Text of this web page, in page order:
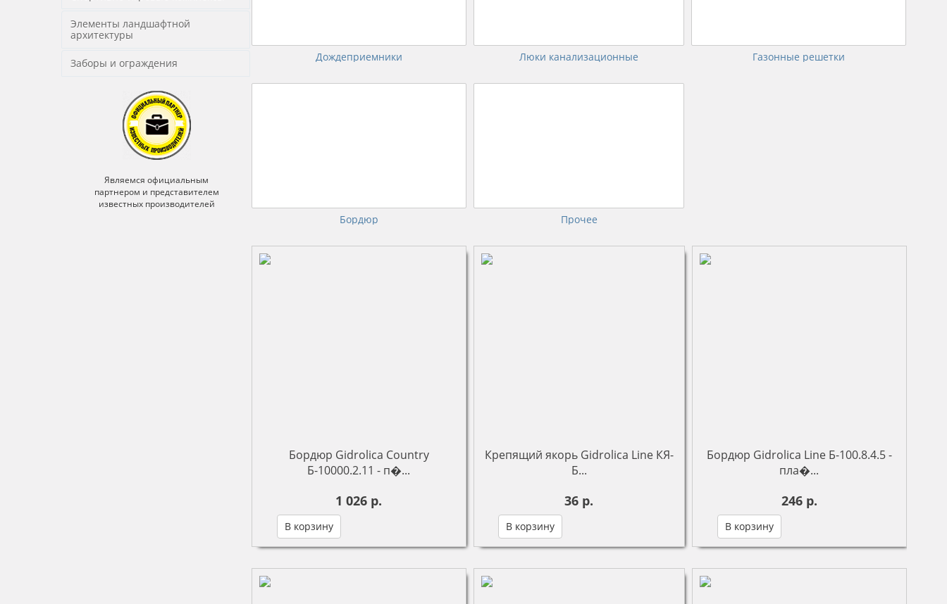
Элементы ландшафтной
архитектуры
Заборы и ограждения
Являемся официальным
партнером и представителем
известных производителей
Дождеприемники Люки канализационные Газонные решетки
Бордюр Прочее
Бордюр Gidrolica Country
Б-10000.2.11 - п�...
1 026 р.
В корзину
Крепящий якорь Gidrolica Line КЯ-
Б...
36 р.
В корзину
Бордюр Gidrolica Line Б-100.8.4.5 -
пла�...
246 р.
В корзину